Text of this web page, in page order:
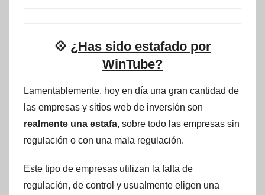
💠 ¿Has sido estafado por
WinTube?
Lamentablemente, hoy en día una gran cantidad de
las empresas y sitios web de inversión son
realmente una estafa, sobre todo las empresas sin
regulación o con una mala regulación.
Este tipo de empresas utilizan la falta de
regulación, de control y usualmente eligen una